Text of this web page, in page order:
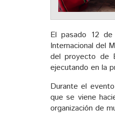
El pasado 12
Internacional del
del proyecto de
ejecutando en la
Durante el
que se viene
organización de